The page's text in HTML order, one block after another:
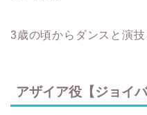
3歳の頃からダンスと演技
アザイア役【ジョイ